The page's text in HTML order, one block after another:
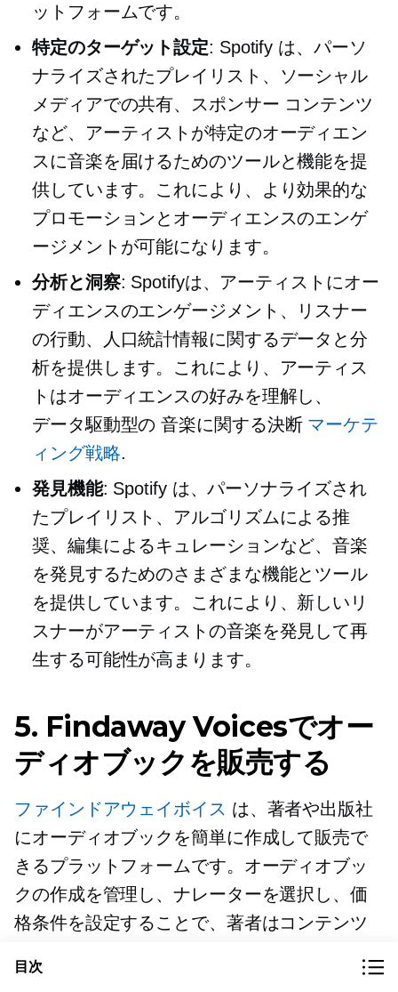
ットフォームです。
特定のターゲット設定: Spotify は、パーソ
ナライズされたプレイリスト、ソーシャル
メディアでの共有、スポンサー コンテンツ
など、アーティストが特定のオーディエン
スに音楽を届けるためのツールと機能を提
供しています。これにより、より効果的な
プロモーションとオーディエンスのエンゲ
ージメントが可能になります。
分析と洞察: Spotifyは、アーティストにオー
ディエンスのエンゲージメント、リスナー
の行動、人口統計情報に関するデータと分
析を提供します。これにより、アーティス
トはオーディエンスの好みを理解し、
データ駆動型の 音楽に関する決断 マーケテ
ィング戦略.
発見機能: Spotify は、パーソナライズされ
たプレイリスト、アルゴリズムによる推
奨、編集によるキュレーションなど、音楽
を発見するためのさまざまな機能とツール
を提供しています。これにより、新しいリ
スナーがアーティストの音楽を発見して再
生する可能性が高まります。
5. Findaway Voicesでオー
ディオブックを販売する
ファインドアウェイボイス は、著者や出版社
にオーディオブックを簡単に作成して販売で
きるプラットフォームです。オーディオブッ
クの作成を管理し、ナレーターを選択し、価
格条件を設定することで、著者はコンテンツ
トフォームでは、
制作サー
目次